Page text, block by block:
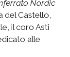
Nordic
del Castello,
il coro Asti
alle